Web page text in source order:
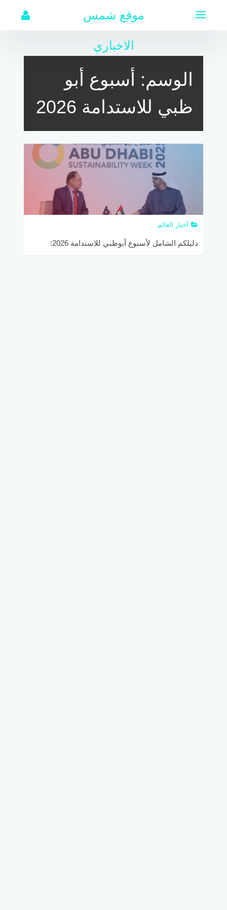
موقع شمس
الاخباري
الوسم:
أسبوع أبو
ظبي للاستدامة 2026
أخبار العالم
دليلكم الشامل لأسبوع أبوظبي للاستدامة 2026: